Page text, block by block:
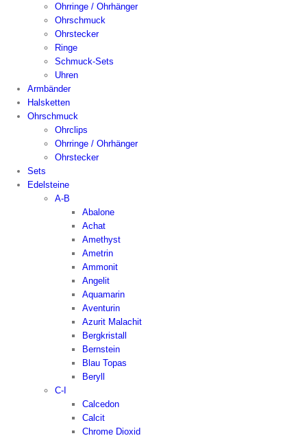
Ohrringe / Ohrhänger
Ohrschmuck
Ohrstecker
Ringe
Schmuck-Sets
Uhren
Armbänder
Halsketten
Ohrschmuck
Ohrclips
Ohrringe / Ohrhänger
Ohrstecker
Sets
Edelsteine
A-B
Abalone
Achat
Amethyst
Ametrin
Ammonit
Angelit
Aquamarin
Aventurin
Azurit Malachit
Bergkristall
Bernstein
Blau Topas
Beryll
C-I
Calcedon
Calcit
Chrome Dioxid